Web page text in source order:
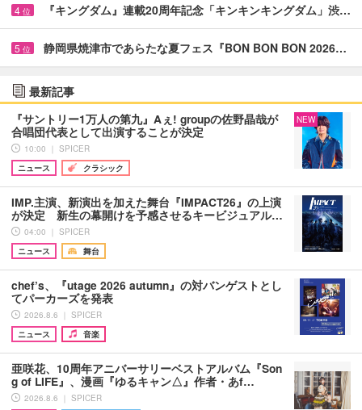
4 位 『キングダム』連載20周年記念「キンキンキングダム」渋…
5 位 静岡県焼津市であらたな夏フェス『BON BON BON 2026…
最新記事
『サントリー1万人の第九』Aぇ! groupの佐野晶哉が
合唱団代表として出演することが決定
10:00 ｜ SPICER
ニュース
クラシック
NEW
IMP.主演、新演出を加えた舞台『IMPACT26』の上演
が決定 新生の幕開けを予感させるキービジュアル…
04:00 ｜ SPICER
ニュース
舞台
chef’s、『utage 2026 autumn』の対バンゲストとし
てパーカーズを発表
2026.8.6 ｜ SPICER
ニュース
音楽
亜咲花、10周年アニバーサリーベストアルバム『Son
g of LIFE』、漫画『ゆるキャン△』作者・あf…
2026.8.6 ｜ SPICER